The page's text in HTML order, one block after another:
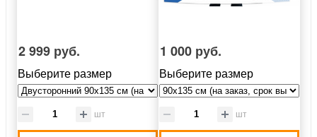
2 999 руб.
Выберите размер
шт
1 000 руб.
Выберите размер
шт